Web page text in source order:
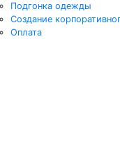
Подгонка одежды
Создание
Оплата